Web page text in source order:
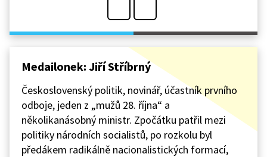
Medailonek: Jiří Stříbrný
Československý politik, novinář, účastník prvního
odboje, jeden z „mužů 28. října“ a
několikanásobný ministr. Zpočátku patřil mezi
politiky národních socialistů, po rozkolu byl
předákem radikálně nacionalistických formací,